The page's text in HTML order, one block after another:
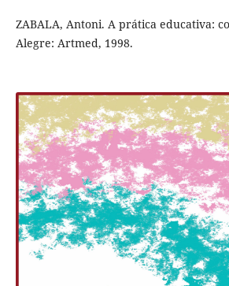
ZABALA, Antoni. A prática educativa:
Alegre: Artmed, 1998.